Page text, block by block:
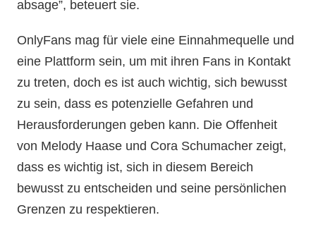
absage”, beteuert sie.
OnlyFans mag für viele eine Einnahmequelle und
eine Plattform sein, um mit ihren Fans in Kontakt
zu treten, doch es ist auch wichtig, sich bewusst
zu sein, dass es potenzielle Gefahren und
Herausforderungen geben kann. Die Offenheit
von Melody Haase und Cora Schumacher zeigt,
dass es wichtig ist, sich in diesem Bereich
bewusst zu entscheiden und seine persönlichen
Grenzen zu respektieren.